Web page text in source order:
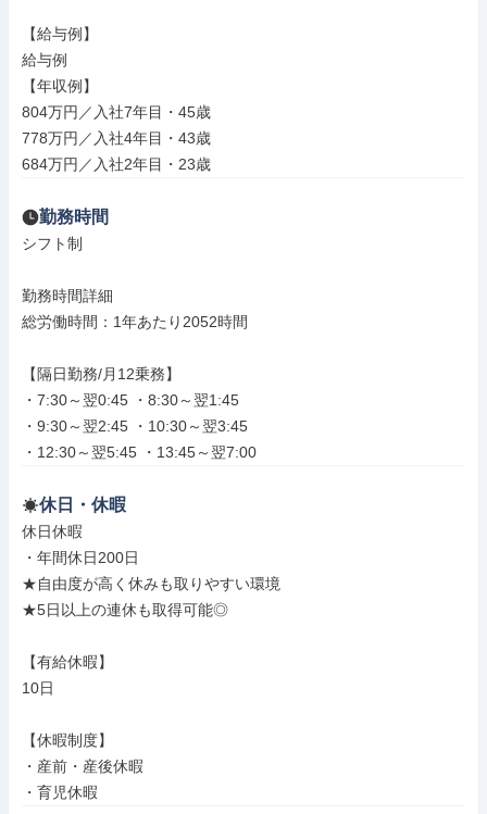
【給与例】
給与例
【年収例】
804万円／入社7年目・45歳
778万円／入社4年目・43歳
684万円／入社2年目・23歳
勤務時間
シフト制
勤務時間詳細
総労働時間：1年あたり2052時間
【隔日勤務/月12乗務】
・7:30～翌0:45 ・8:30～翌1:45
・9:30～翌2:45 ・10:30～翌3:45
・12:30～翌5:45 ・13:45～翌7:00
休日・休暇
休日休暇
・年間休日200日
★自由度が高く休みも取りやすい環境
★5日以上の連休も取得可能◎
【有給休暇】
10日
【休暇制度】
・産前・産後休暇
・育児休暇